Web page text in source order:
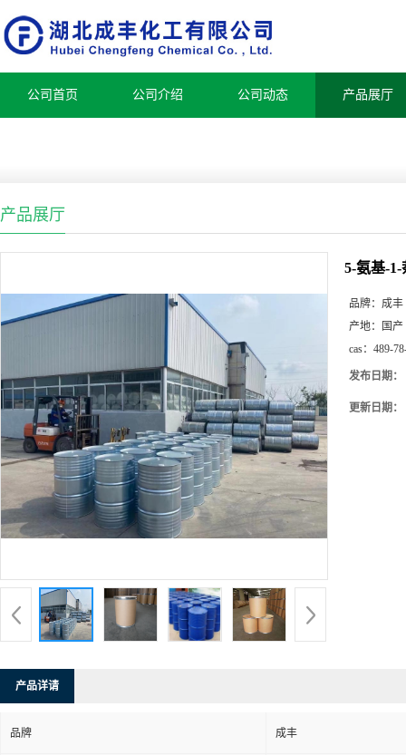
公司首页 公司介绍 公司动态 产品展厅
产品展厅
5-氨基-
品牌： 成丰
产地：
国产
cas： 489-
发布日期：
更新日期：
产品详请
品牌 成丰